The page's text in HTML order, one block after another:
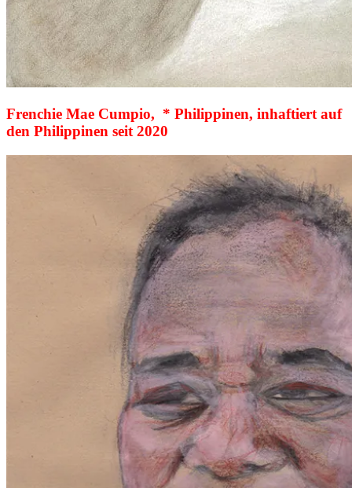
Frenchie Mae Cumpio, * Philippinen, inhaftiert auf
den Philippinen seit 2020